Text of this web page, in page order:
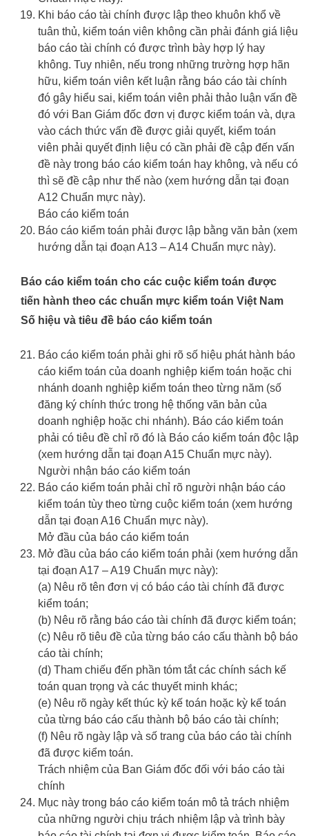
Khi báo cáo tài chính được lập theo khuôn khổ về
tuân thủ, kiểm toán viên không cần phải đánh giá liệu
báo cáo tài chính có được trình bày hợp lý hay
không. Tuy nhiên, nếu trong những trường hợp hãn
hữu, kiểm toán viên kết luận rằng báo cáo tài chính
đó gây hiểu sai, kiểm toán viên phải thảo luận vấn đề
đó với Ban Giám đốc đơn vị được kiểm toán và, dựa
vào cách thức vấn đề được giải quyết, kiểm toán
viên phải quyết định liệu có cần phải đề cập đến vấn
đề này trong báo cáo kiểm toán hay không, và nếu có
thì sẽ đề cập như thế nào (xem hướng dẫn tại đoạn
A12 Chuẩn mực này).
Báo cáo kiểm toán
Báo cáo kiểm toán phải được lập bằng văn bản (xem
hướng dẫn tại đoạn A13 – A14 Chuẩn mực này).
Báo cáo kiểm toán cho các cuộc kiểm toán được
tiến hành theo các chuẩn mực kiểm toán Việt Nam
Số hiệu và tiêu đề báo cáo kiểm toán
Báo cáo kiểm toán phải ghi rõ số hiệu phát hành báo
cáo kiểm toán của doanh nghiệp kiểm toán hoặc chi
nhánh doanh nghiệp kiểm toán theo từng năm (số
đăng ký chính thức trong hệ thống văn bản của
doanh nghiệp hoặc chi nhánh). Báo cáo kiểm toán
phải có tiêu đề chỉ rõ đó là Báo cáo kiểm toán độc lập
(xem hướng dẫn tại đoạn A15 Chuẩn mực này).
Người nhận báo cáo kiểm toán
Báo cáo kiểm toán phải chỉ rõ người nhận báo cáo
kiểm toán tùy theo từng cuộc kiểm toán (xem hướng
dẫn tại đoạn A16 Chuẩn mực này).
Mở đầu của báo cáo kiểm toán
Mở đầu của báo cáo kiểm toán phải (xem hướng dẫn
tại đoạn A17 – A19 Chuẩn mực này):
(a) Nêu rõ tên đơn vị có báo cáo tài chính đã được
kiểm toán;
(b) Nêu rõ rằng báo cáo tài chính đã được kiểm toán;
(c) Nêu rõ tiêu đề của từng báo cáo cấu thành bộ báo
cáo tài chính;
(d) Tham chiếu đến phần tóm tắt các chính sách kế
toán quan trọng và các thuyết minh khác;
(e) Nêu rõ ngày kết thúc kỳ kế toán hoặc kỳ kế toán
của từng báo cáo cấu thành bộ báo cáo tài chính;
(f) Nêu rõ ngày lập và số trang của báo cáo tài chính
đã được kiểm toán.
Trách nhiệm của Ban Giám đốc đối với báo cáo tài
chính
Mục này trong báo cáo kiểm toán mô tả trách nhiệm
của những người chịu trách nhiệm lập và trình bày